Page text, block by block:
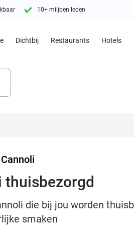
10+ miljoen leden
Dichtbij Restaurants Hotels
thuisbezorgd
die bij jou worden
smaken